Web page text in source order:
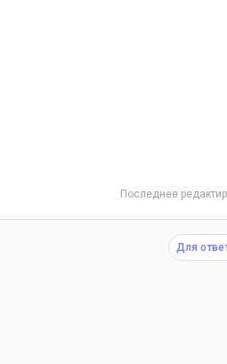
Последнее
Для